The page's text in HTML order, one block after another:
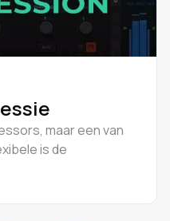
maar een van
is de